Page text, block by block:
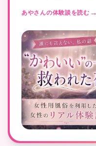
あやさんの体験談を読む →